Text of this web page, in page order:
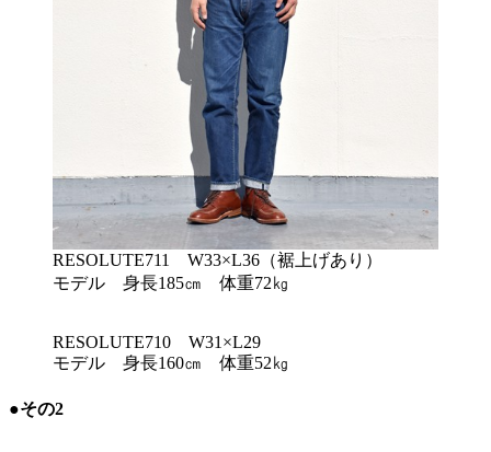
RESOLUTE711 W33×L36（裾上げあり）
モデル 身長185㎝ 体重72㎏
RESOLUTE710 W31×L29
モデル 身長160㎝ 体重52㎏
●その2